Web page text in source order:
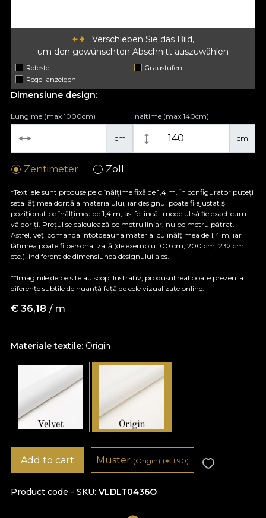
Verschieben Sie das Bild,
um den gewünschten Abschnitt auszuwählen
Rotește
Graustufen
Regel anzeigen
Materiale textile: Origin
Dimensiune design:
cm
Lungime (max 1000cm)
cm
Inaltime (max 140cm)
Zentimeter Zoll
*Textilele sunt produse pe o înălțime fixă de 1,4 m. În configurator puteți
seta lățimea dorită a materialului, iar designul poate fi ajustat și
poziționat pe înălțimea de 1,4 m, astfel încât modelul să fie exact cum
vă doriți. Prețul se calculează pe metru liniar, nu pe metru pătrat.
Astfel, veți comanda întotdeauna material cu înălțimea de 1,4 m, iar
lățimea poate fi personalizată (de exemplu 100 cm, 200 cm, 232 cm
etc.), indiferent de dimensiunea designului ales.
**Imaginile de pe site au scop ilustrativ, produsul real poate prezenta
diferențe subtile de nuanță față de cele vizualizate online.
€ 36,18 / m
Product code - SKU VLDLT0436O
Add to cart Muster (Origin) (€ 1,90)